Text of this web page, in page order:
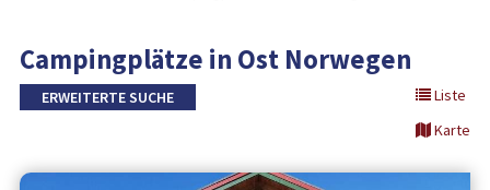
Campingplätze in Ost Norwegen
ERWEITERTE SUCHE
Liste
Karte